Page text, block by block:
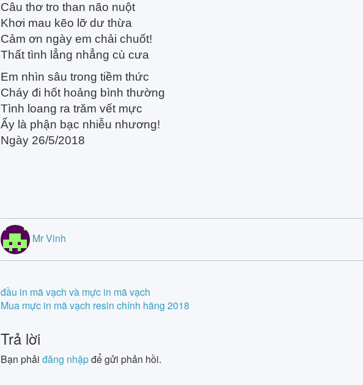
Câu thơ tro than não nuột
Khơi mau kẽo lỡ dư thừa
Cảm ơn ngày em chải chuốt!
Thất tình lẳng nhẳng cù cưa
Em nhìn sâu trong tiềm thức
Cháy đi hốt hoảng bình thường
Tình loang ra trăm vết mực
Ấy là phận bạc nhiễu nhương!
Ngày 26/5/2018
Mr Vinh
Post
navigation
đầu in mã vạch và mực in mã vạch
Mua mực in mã vạch resin chính hãng 2018
Trả lời
Bạn phải đăng nhậpđể gửi phản hồi.